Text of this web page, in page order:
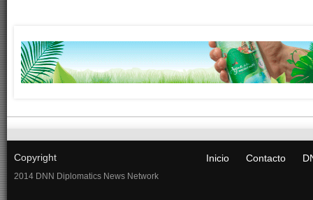
Copyright
2014 DNN Diplomatics News Network
Inicio Contacto